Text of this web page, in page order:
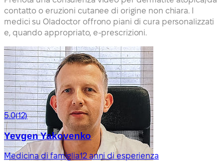
contatto o eruzioni cutanee di origine non chiara. I
medici su Oladoctor offrono piani di cura personalizzati
e, quando appropriato, e-prescrizioni.
5.0(12)
Yevgen Yakovenko
Medicina di famiglia12 anni di esperienza